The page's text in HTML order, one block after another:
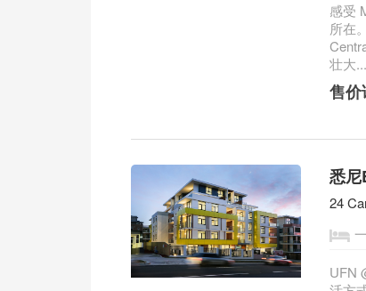
感受
所在
壮大...
售价
悉
24
UFN